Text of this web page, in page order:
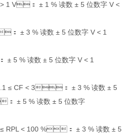
> 1 V： ± 1 % 读数 ± 5 位数字 V <
： ± 3 % 读数 ± 5 位数字 V < 1
± 5 % 读数 ± 5 位数字 V < 1
1.1 ≤ CF < 3： ± 3 % 读数 ± 5
± 5 % 读数 ± 5 位数字
% ≤ RPL < 100 %： ± 3 % 读数 ± 5